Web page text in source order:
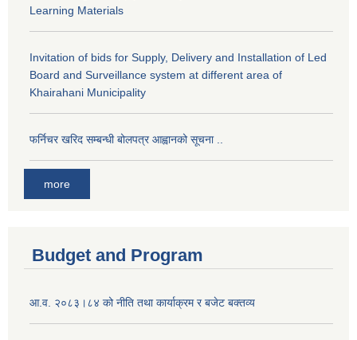
Learning Materials
Invitation of bids for Supply, Delivery and Installation of Led
Board and Surveillance system at different area of
Khairahani Municipality
फर्निचर खरिद सम्बन्धी बोलपत्र आह्वानको सूचना ..
more
Budget and Program
आ.व. २०८३।८४ को नीति तथा कार्याक्रम र बजेट बक्तव्य